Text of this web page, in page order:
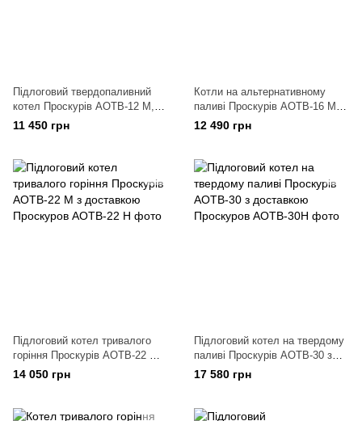
Підлоговий твердопаливний
котел Проскурів АОТВ-12 М,
без вентилятора
11 450 грн
Котли на альтернативному
паливі Проскурів АОТВ-16 М
(без вентилятора)
12 490 грн
Підлоговий котел тривалого
горіння Проскурів АОТВ-22 М з
доставкою
14 050 грн
Підлоговий котел на твердому
паливі Проскурів АОТВ-30 з
доставкою
17 580 грн